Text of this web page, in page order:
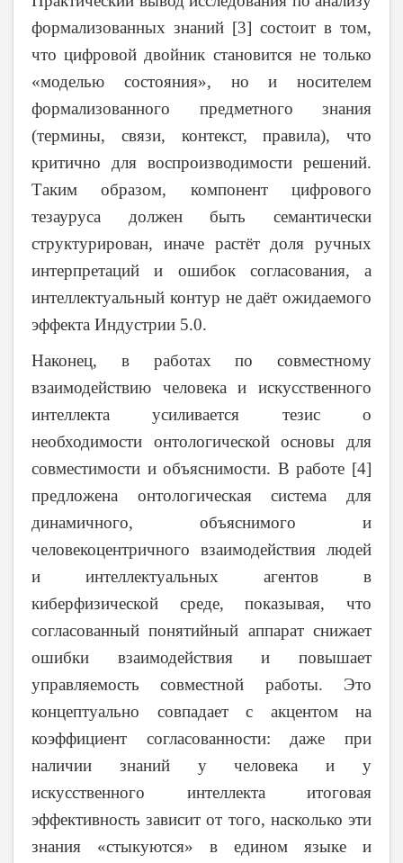
формализованных знаний [3] состоит в том,
что цифровой двойник становится не только
«моделью состояния», но и носителем
формализованного предметного знания
(термины, связи, контекст, правила), что
критично для воспроизводимости решений.
Таким образом, компонент цифрового
тезауруса должен быть семантически
структурирован, иначе растёт доля ручных
интерпретаций и ошибок согласования, а
интеллектуальный контур не даёт ожидаемого
эффекта Индустрии 5.0.
Наконец, в работах по совместному
взаимодействию человека и искусственного
интеллекта усиливается тезис о
необходимости онтологической основы для
совместимости и объяснимости. В работе [4]
предложена онтологическая система для
динамичного, объяснимого и
человекоцентричного взаимодействия людей
и интеллектуальных агентов в
киберфизической среде, показывая, что
согласованный понятийный аппарат снижает
ошибки взаимодействия и повышает
управляемость совместной работы. Это
концептуально совпадает с акцентом на
коэффициент согласованности: даже при
наличии знаний у человека и у
искусственного интеллекта итоговая
эффективность зависит от того, насколько эти
знания «стыкуются» в едином языке и